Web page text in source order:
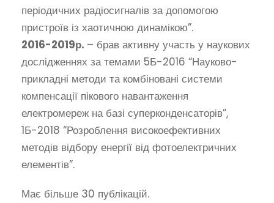
періодичних радіосигналів за допомогою
пристроїв із хаотичною динамікою”.
2016-2019р. – брав активну участь у наукових
дослідженнях за темами 5Б-2016 “Науково-
прикладні методи та комбіновані системи
компенсації пікового навантаження
електромереж на базі суперконденсаторів”,
1Б-2018 “Розроблення високоефективних
методів відбору енергії від фотоелектричних
елементів”.
Має більше 30 публікацій.